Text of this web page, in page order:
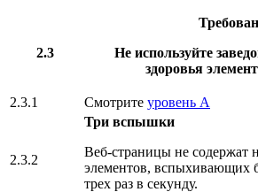
2.3
Не используйте
здоровья
2.3.1 Смотрите уровень А
2.3.2
Три вспышки
Веб-страницы не содержат
элементов, вспыхивающих
трех раз в секунду.